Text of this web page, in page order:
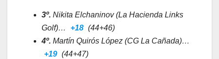
3º. Nikita Elchaninov (La Hacienda Links
Golf)…
+18 (44+46)
4º. Martín Quirós López (CG La Cañada)…
+19 (44+47)